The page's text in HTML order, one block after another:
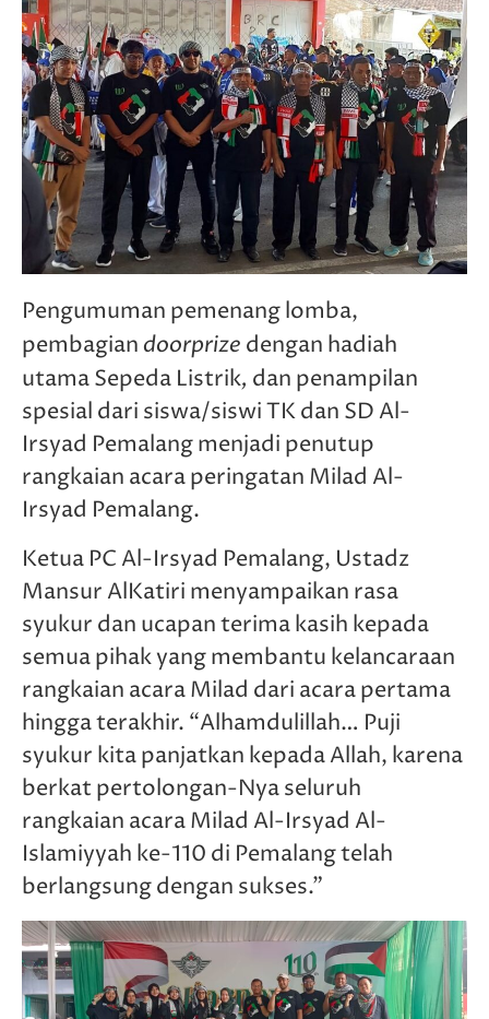
Pengumuman pemenang lomba,
pembagian doorprize dengan hadiah
utama Sepeda Listrik, dan penampilan
spesial dari siswa/siswi TK dan SD Al-
Irsyad Pemalang menjadi penutup
rangkaian acara peringatan Milad Al-
Irsyad Pemalang.
Ketua PC Al-Irsyad Pemalang, Ustadz
Mansur AlKatiri menyampaikan rasa
syukur dan ucapan terima kasih kepada
semua pihak yang membantu kelancaraan
rangkaian acara Milad dari acara pertama
hingga terakhir. “Alhamdulillah… Puji
syukur kita panjatkan kepada Allah, karena
berkat pertolongan-Nya seluruh
rangkaian acara Milad Al-Irsyad Al-
Islamiyyah ke-110 di Pemalang telah
berlangsung dengan sukses.”